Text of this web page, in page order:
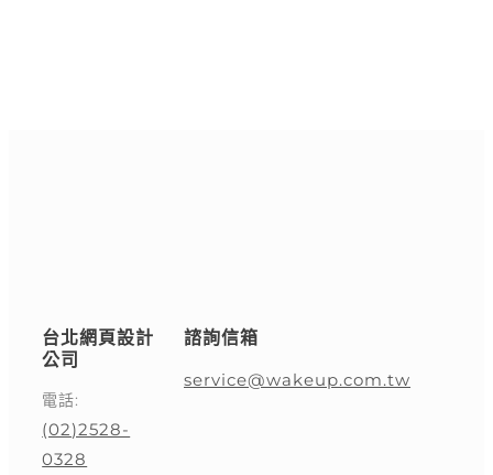
台北網頁設計
公司
電話:
(02)2528-
0328
諮詢信箱
service@wakeup.com.tw